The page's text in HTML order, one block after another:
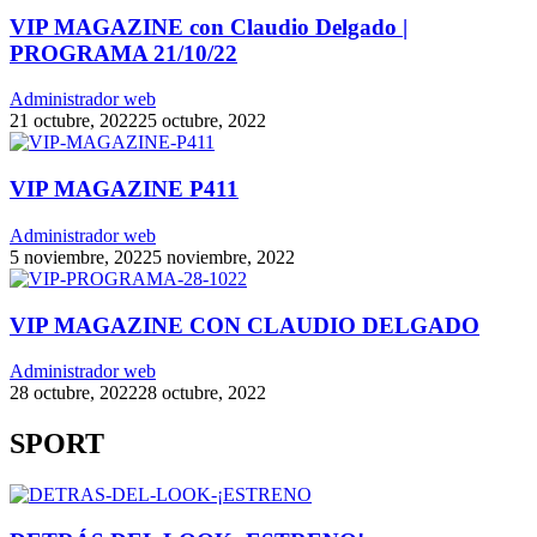
VIP MAGAZINE con Claudio Delgado |
PROGRAMA 21/10/22
Administrador web
21 octubre, 202225 octubre, 2022
VIP MAGAZINE P411
Administrador web
5 noviembre, 20225 noviembre, 2022
VIP MAGAZINE CON CLAUDIO DELGADO
Administrador web
28 octubre, 202228 octubre, 2022
SPORT